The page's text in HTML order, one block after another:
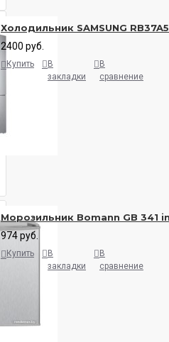
Холодильник SAMSUNG
2400 руб.
Купить
В
закладки
В
сравнение
Морозильник Bomann GB 341
974 руб.
Купить
В
закладки
В
сравнение